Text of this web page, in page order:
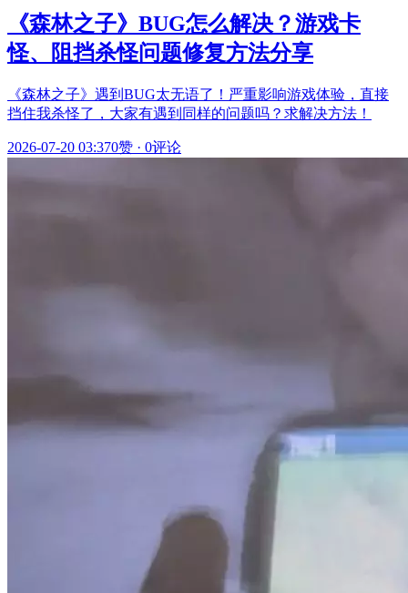
《森林之子》BUG怎么解决？游戏卡
怪、阻挡杀怪问题修复方法分享
《森林之子》遇到BUG太无语了！严重影响游戏体验，直接
挡住我杀怪了，大家有遇到同样的问题吗？求解决方法！
2026-07-20 03:370赞 · 0评论